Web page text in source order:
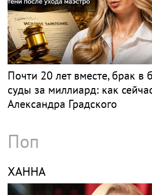
Почти 20 лет вместе, брак в
суды за миллиард: как
Александра Градского
Поп
ХАННА